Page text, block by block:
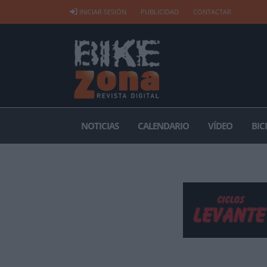
INICIAR SESIÓN PUBLICIDAD CONTACTAR
NOTICIAS CALENDARIO VÍDEO